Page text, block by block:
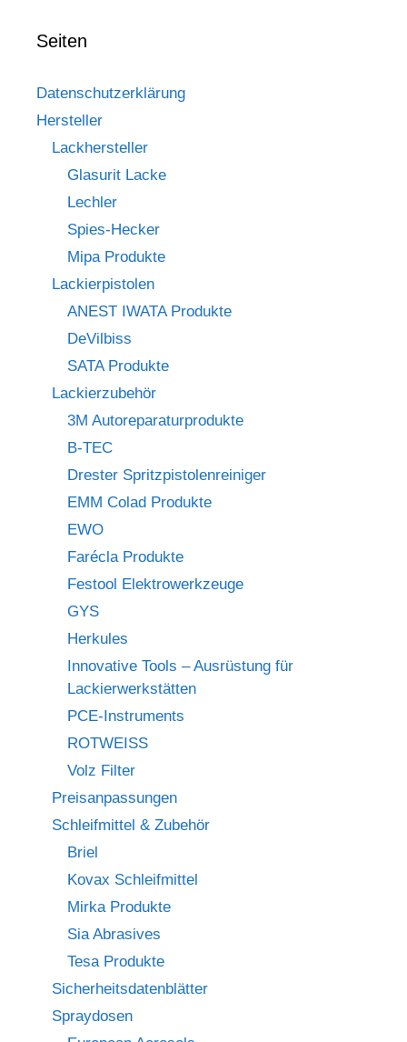
Seiten
Datenschutzerklärung
Hersteller
Lackhersteller
Glasurit Lacke
Lechler
Spies-Hecker
Mipa Produkte
Lackierpistolen
ANEST IWATA Produkte
DeVilbiss
SATA Produkte
Lackierzubehör
3M Autoreparaturprodukte
B-TEC
Drester Spritzpistolenreiniger
EMM Colad Produkte
EWO
Farécla Produkte
Festool Elektrowerkzeuge
GYS
Herkules
Innovative Tools – Ausrüstung für
Lackierwerkstätten
PCE-Instruments
ROTWEISS
Volz Filter
Preisanpassungen
Schleifmittel & Zubehör
Briel
Kovax Schleifmittel
Mirka Produkte
Sia Abrasives
Tesa Produkte
Sicherheitsdatenblätter
Spraydosen